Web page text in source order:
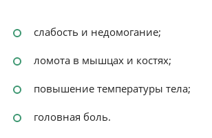
слабость и недомогание;
ломота в мышцах и костях;
повышение температуры тела;
головная боль.